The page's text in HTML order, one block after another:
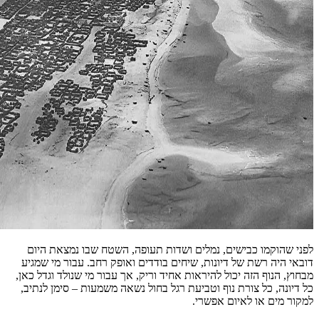
לפני שהוקמו כבישים, נמלים ושדות תעופה, השטח שבו נמצאת היום
דובאי היה רשת של דיונות, שיחים בודדים ואופק רחב. עבור מי שמגיע
מבחוץ, הנוף הזה יכול להיראות אחיד וריק, אך עבור מי שנולד וגדל כאן,
כל דיונה, כל צורת נוף וטביעת רגל בחול נשאה משמעות – סימן לנתיב,
למקור מים או לאיום אפשרי.